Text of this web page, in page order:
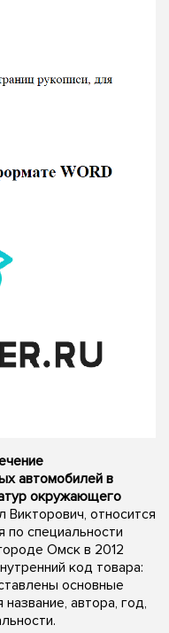
автомобилей в
окружающего
Викторович, относится
по специальности
Омск в 2012
код товара:
основные
автора, год,